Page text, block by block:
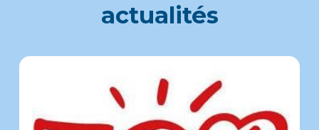
actualités